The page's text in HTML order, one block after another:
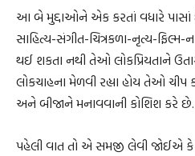
આ બે મુદ્દાઓને એક કરતાં વધારે પાસાં
સાહિત્ય-સંગીત-ચિત્રકળા-નૃત્ય-ફિલ્મ-
થઈ શકતા નથી તેઓ લોકપ્રિયતાને
લોકચાહના મેળવી રહ્યા હોય તેઓ ચીપ
અને બીજાને મનાવવાની કોશિશ કરે છે.
પહેલી વાત તો એ સમજી લેવી જોઈએ કે